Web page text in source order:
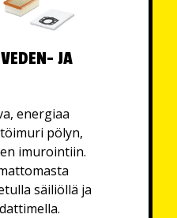
JA
energiaa
pölyn,
imurointiin.
säiliöllä ja